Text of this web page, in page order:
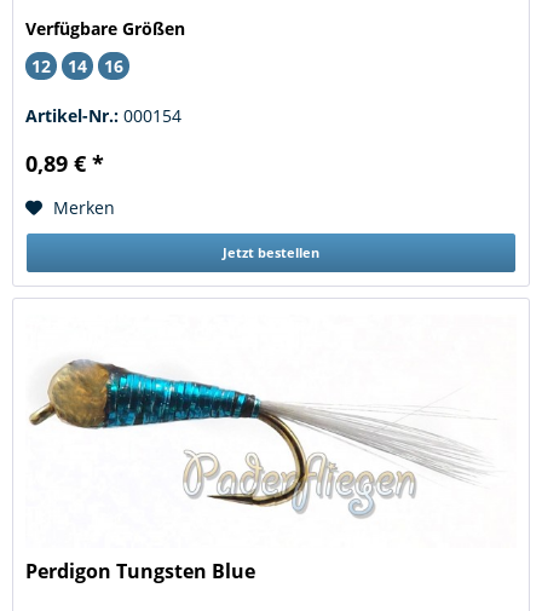
Verfügbare Größen
12
14 16
Artikel-Nr.: 000154
0,89 € *
Merken
Jetzt bestellen
Perdigon Tungsten Blue